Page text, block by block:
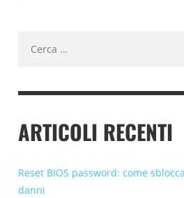
per:
ARTICOLI RECENTI
Reset BIOS password: come
danni